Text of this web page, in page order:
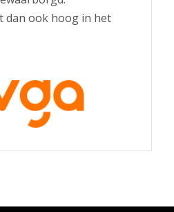
dan ook hoog in het